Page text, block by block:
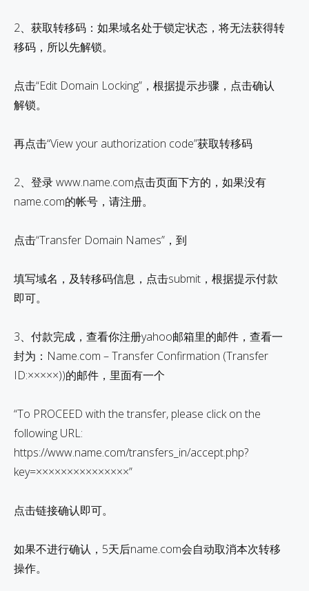
2、获取转移码：如果域名处于锁定状态，将无法获得转
移码，所以先解锁。
点击“Edit Domain Locking”，根据提示步骤，点击确认
解锁。
再点击“View your authorization code”获取转移码
2、登录 www.name.com点击页面下方的，如果没有
name.com的帐号，请注册。
点击“Transfer Domain Names”，到
填写域名，及转移码信息，点击submit，根据提示付款
即可。
3、付款完成，查看你注册yahoo邮箱里的邮件，查看一
封为：Name.com – Transfer Confirmation (Transfer
ID:×××××))的邮件，里面有一个
“To PROCEED with the transfer, please click on the
following URL:
https://www.name.com/transfers_in/accept.php?
key=×××××××××××××××”
点击链接确认即可。
如果不进行确认，5天后name.com会自动取消本次转移
操作。